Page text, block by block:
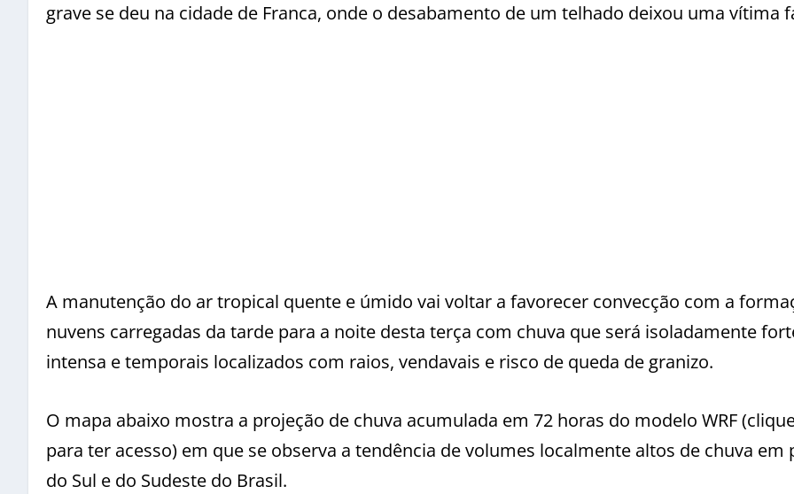
grave se deu na cidade de Franca, onde o desabamento de um telhado deixou uma vítima
A manutenção do ar tropical quente e úmido vai voltar a favorecer convecção com a
nuvens carregadas da tarde para a noite desta terça com chuva que será isoladamente
intensa e temporais localizados com raios, vendavais e risco de queda de granizo.
O mapa abaixo mostra a projeção de chuva acumulada em 72 horas do modelo WRF
para ter acesso) em que se observa a tendência de volumes localmente altos de chuva em
do Sul e do Sudeste do Brasil.